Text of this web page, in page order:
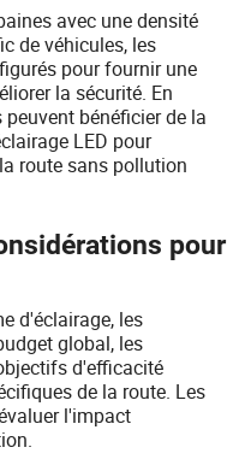
avec une densité
de véhicules, les
pour fournir une
la sécurité. En
bénéficier de la
LED pour
route sans pollution
pour
d'éclairage, les
global, les
d'efficacité
de la route. Les
l'impact